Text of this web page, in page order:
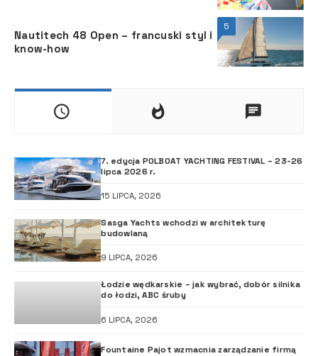
5
Nautitech 48 Open – francuski styl i
know-how
7. edycja POLBOAT YACHTING FESTIVAL – 23-26
lipca 2026 r.
15 LIPCA, 2026
Sasga Yachts wchodzi w architekturę
budowlaną
9 LIPCA, 2026
Łodzie wędkarskie – jak wybrać, dobór silnika
do łodzi, ABC śruby
6 LIPCA, 2026
Fountaine Pajot wzmacnia zarządzanie firmą